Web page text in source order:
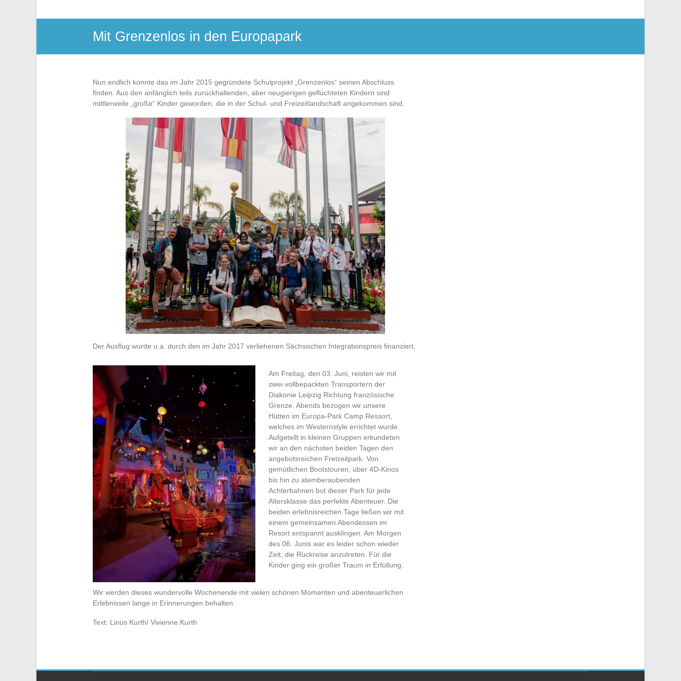
Mit Grenzenlos in den Europapark
Nun endlich konnte das im Jahr 2015 gegründete Schulprojekt „Grenzenlos“ seinen Abschluss
finden. Aus den anfänglich teils zurückhaltenden, aber neugierigen geflüchteten Kindern sind
mittlerweile „große“ Kinder geworden, die in der Schul- und Freizeitlandschaft angekommen sind.
Der Ausflug wurde u.a. durch den im Jahr 2017 verliehenen Sächsischen Integrationspreis finanziert.
Am Freitag, den 03. Juni, reisten wir mit
zwei vollbepackten Transportern der
Diakonie Leipzig Richtung französische
Grenze. Abends bezogen wir unsere
Hütten im Europa-Park Camp Ressort,
welches im Westernstyle errichtet wurde.
Aufgeteilt in kleinen Gruppen erkundeten
wir an den nächsten beiden Tagen den
angebotsreichen Freizeitpark. Von
gemütlichen Bootstouren, über 4D-Kinos
bis hin zu atemberaubenden
Achterbahnen bot dieser Park für jede
Altersklasse das perfekte Abenteuer. Die
beiden erlebnisreichen Tage ließen wir mit
einem gemeinsamen Abendessen im
Resort entspannt ausklingen. Am Morgen
des 06. Junis war es leider schon wieder
Zeit, die Rückreise anzutreten. Für die
Kinder ging ein großer Traum in Erfüllung.
Wir werden dieses wundervolle Wochenende mit vielen schönen Momenten und abenteuerlichen
Erlebnissen lange in Erinnerungen behalten.
Text: Linus Kurth/ Vivienne Kurth